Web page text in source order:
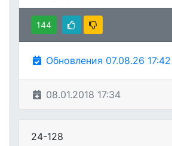
144
Обновления 07.08.26 17:42
08.01.2018 17:34
24-128